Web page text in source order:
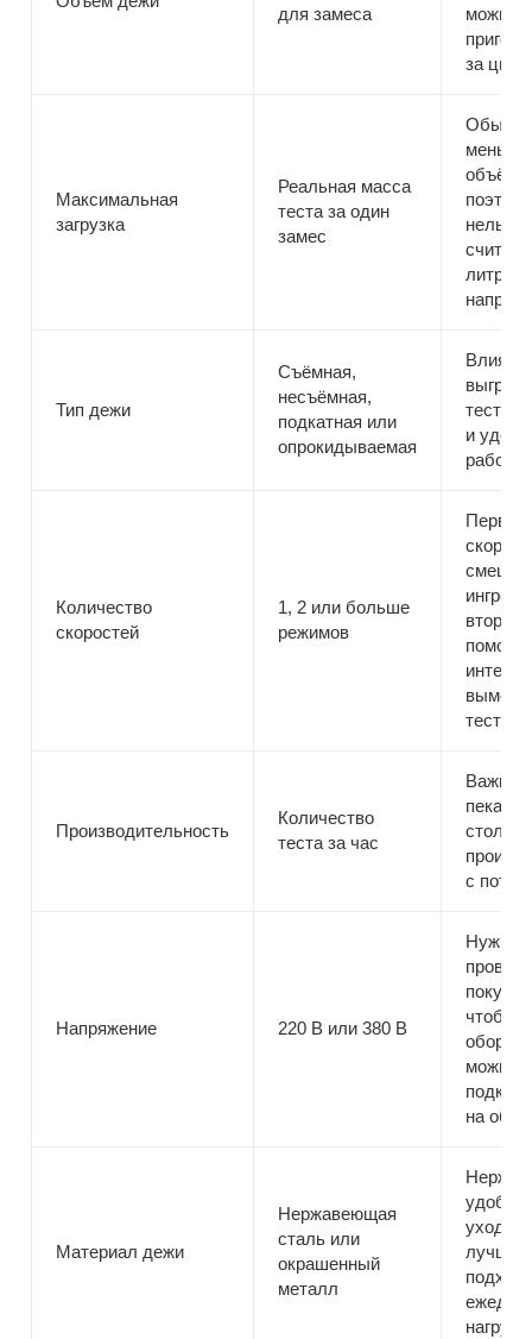
для замеса
можно
за цикл
Максимальная
загрузка
Реальная масса
теста за один
замес
Обычно
меньше
объёма
нельзя
считать
литрам”
Тип дежи
Съёмная,
несъёмная,
подкатная или
опрокидываемая
Влияет
теста,
и
работы
Количество
скоростей
1, 2 или больше
режимов
Первая
вторая
тесто
Производительность
Количество
теста за час
Важна
с
Напряжение 220 В или 380 В
Нужно
чтобы
можно
на
Материал дежи
Нержавеющая
сталь или
окрашенный
металл
уходе и
лучше